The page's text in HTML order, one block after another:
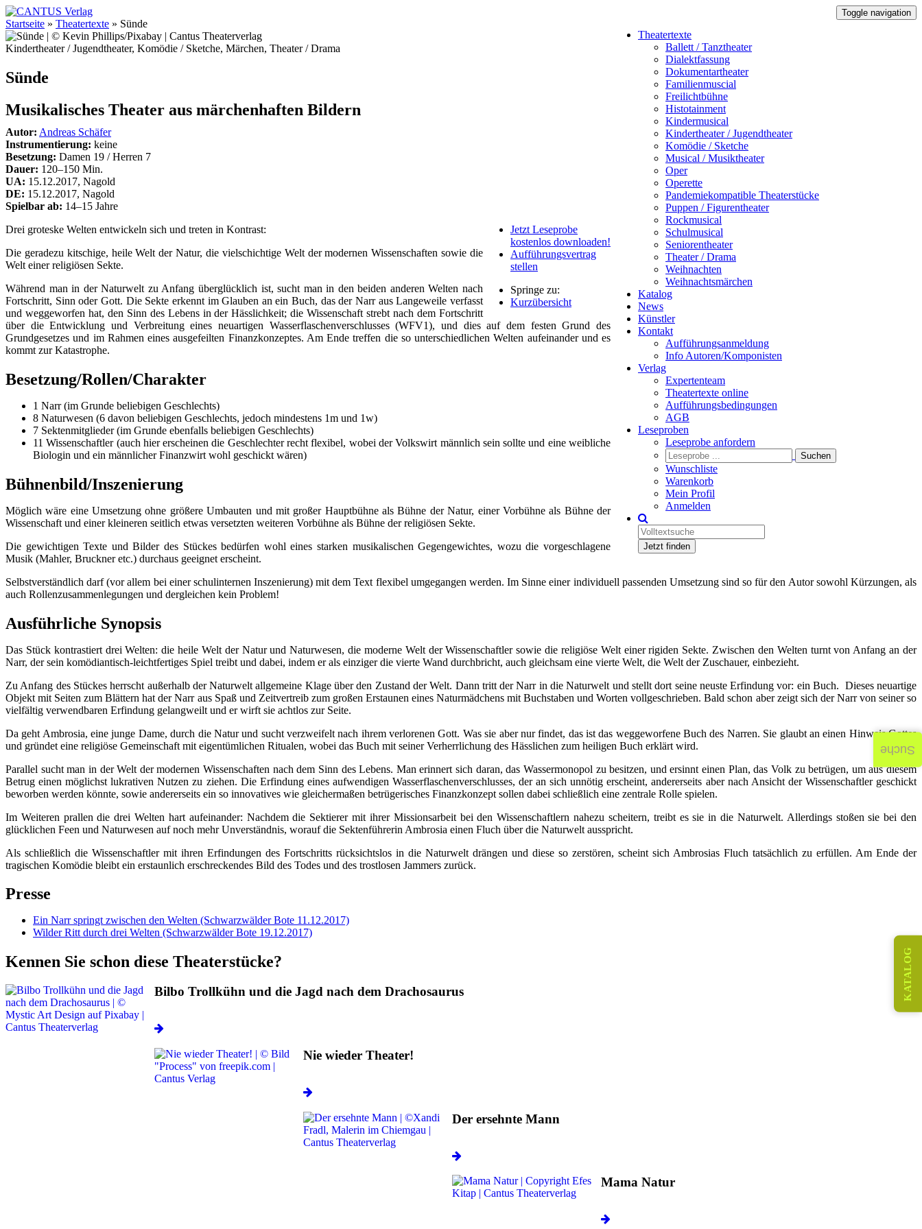
Toggle navigation
Theatertexte
Ballett / Tanztheater
Dialektfassung
Dokumentartheater
Familienmuscial
Freilichtbühne
Histotainment
Kindermusical
Kindertheater / Jugendtheater
Komödie / Sketche
Musical / Musiktheater
Oper
Operette
Pandemiekompatible Theaterstücke
Puppen / Figurentheater
Rockmusical
Schulmusical
Seniorentheater
Theater / Drama
Weihnachten
Weihnachtsmärchen
Katalog
News
Künstler
Kontakt
Aufführungsanmeldung
Info Autoren/Komponisten
Verlag
Expertenteam
Theatertexte online
Aufführungsbedingungen
AGB
Leseproben
Leseprobe anfordern
Wunschliste
Warenkorb
Mein Profil
Anmelden
Jetzt finden
Startseite » Theatertexte » Sünde
Kindertheater / Jugendtheater, Komödie / Sketche, Märchen, Theater / Drama
Sünde
Musikalisches Theater aus märchenhaften Bildern
Autor: Andreas Schäfer
Instrumentierung: keine
Besetzung: Damen 19 / Herren 7
Dauer: 120–150 Min.
UA: 15.12.2017, Nagold
DE: 15.12.2017, Nagold
Spielbar ab: 14–15 Jahre
Jetzt Leseprobe
kostenlos downloaden!
Aufführungsvertrag
stellen
Springe zu:
Kurzübersicht
Drei groteske Welten entwickeln sich und treten in Kontrast:
Die geradezu kitschige, heile Welt der Natur, die vielschichtige Welt der modernen Wissenschaften sowie die
Welt einer religiösen Sekte.
Während man in der Naturwelt zu Anfang überglücklich ist, sucht man in den beiden anderen Welten nach
Fortschritt, Sinn oder Gott. Die Sekte erkennt im Glauben an ein Buch, das der Narr aus Langeweile verfasst
und weggeworfen hat, den Sinn des Lebens in der Hässlichkeit; die Wissenschaft strebt nach dem Fortschritt
über die Entwicklung und Verbreitung eines neuartigen Wasserflaschenverschlusses (WFV1), und dies auf dem festen Grund des
Grundgesetzes und im Rahmen eines ausgefeilten Finanzkonzeptes. Am Ende treffen die so unterschiedlichen Welten aufeinander und es
kommt zur Katastrophe.
Besetzung/Rollen/Charakter
1 Narr (im Grunde beliebigen Geschlechts)
8 Naturwesen (6 davon beliebigen Geschlechts, jedoch mindestens 1m und 1w)
7 Sektenmitglieder (im Grunde ebenfalls beliebigen Geschlechts)
11 Wissenschaftler (auch hier erscheinen die Geschlechter recht flexibel, wobei der Volkswirt männlich sein sollte und eine weibliche
Biologin und ein männlicher Finanzwirt wohl geschickt wären)
Bühnenbild/Inszenierung
Möglich wäre eine Umsetzung ohne größere Umbauten und mit großer Hauptbühne als Bühne der Natur, einer Vorbühne als Bühne der
Wissenschaft und einer kleineren seitlich etwas versetzten weiteren Vorbühne als Bühne der religiösen Sekte.
Die gewichtigen Texte und Bilder des Stückes bedürfen wohl eines starken musikalischen Gegengewichtes, wozu die vorgeschlagene
Musik (Mahler, Bruckner etc.) durchaus geeignet erscheint.
Selbstverständlich darf (vor allem bei einer schulinternen Inszenierung) mit dem Text flexibel umgegangen werden. Im Sinne einer individuell passenden Umsetzung sind so für den Autor sowohl Kürzungen, als
auch Rollenzusammenlegungen und dergleichen kein Problem!
Ausführliche Synopsis
Das Stück kontrastiert drei Welten: die heile Welt der Natur und Naturwesen, die moderne Welt der Wissenschaftler sowie die religiöse Welt einer rigiden Sekte. Zwischen den Welten turnt von Anfang an der
Narr, der sein komödiantisch-leichtfertiges Spiel treibt und dabei, indem er als einziger die vierte Wand durchbricht, auch gleichsam eine vierte Welt, die Welt der Zuschauer, einbezieht.
Zu Anfang des Stückes herrscht außerhalb der Naturwelt allgemeine Klage über den Zustand der Welt. Dann tritt der Narr in die Naturwelt und stellt dort seine neuste Erfindung vor: ein Buch. Dieses neuartige
Objekt mit Seiten zum Blättern hat der Narr aus Spaß und Zeitvertreib zum großen Erstaunen eines Naturmädchens mit Buchstaben und Worten vollgeschrieben. Bald schon aber zeigt sich der Narr von seiner so
vielfältig verwendbaren Erfindung gelangweilt und er wirft sie achtlos zur Seite.
Da geht Ambrosia, eine junge Dame, durch die Natur und sucht verzweifelt nach ihrem verlorenen Gott. Was sie aber nur findet, das ist das weggeworfene Buch des Narren. Sie glaubt an einen Hinweis Gottes
und gründet eine religiöse Gemeinschaft mit eigentümlichen Ritualen, wobei das Buch mit seiner Verherrlichung des Hässlichen zum heiligen Buch erklärt wird.
Parallel sucht man in der Welt der modernen Wissenschaften nach dem Sinn des Lebens. Man erinnert sich daran, das Wassermonopol zu besitzen, und ersinnt einen Plan, das Volk zu betrügen, um aus diesem
Betrug einen möglichst lukrativen Nutzen zu ziehen. Die Erfindung eines aufwendigen Wasserflaschenverschlusses, der an sich unnötig erscheint, andererseits aber nach Ansicht der Wissenschaftler geschickt
beworben werden könnte, sowie andererseits ein so innovatives wie gleichermaßen betrügerisches Finanzkonzept sollen dabei schließlich eine zentrale Rolle spielen.
Im Weiteren prallen die drei Welten hart aufeinander: Nachdem die Sektierer mit ihrer Missionsarbeit bei den Wissenschaftlern nahezu scheitern, treibt es sie in die Naturwelt. Allerdings stoßen sie bei den
glücklichen Feen und Naturwesen auf noch mehr Unverständnis, worauf die Sektenführerin Ambrosia einen Fluch über die Naturwelt ausspricht.
Als schließlich die Wissenschaftler mit ihren Erfindungen des Fortschritts rücksichtslos in die Naturwelt drängen und diese so zerstören, scheint sich Ambrosias Fluch tatsächlich zu erfüllen. Am Ende der
tragischen Komödie bleibt ein erstaunlich erschreckendes Bild des Todes und des trostlosen Jammers zurück.
Presse
Ein Narr springt zwischen den Welten (Schwarzwälder Bote 11.12.2017)
Wilder Ritt durch drei Welten (Schwarzwälder Bote 19.12.2017)
Kennen Sie schon diese Theaterstücke?
Bilbo Trollkühn und die Jagd nach dem Drachosaurus
Nie wieder Theater!
Der ersehnte Mann
Mama Natur
KATALOG
Suche